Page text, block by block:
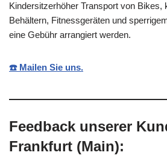
Kindersitzerhöher Transport von Bikes,
Behältern, Fitnessgeräten und
eine Gebühr arrangiert werden.
☎️ Mailen Sie uns.
Feedback unserer
Frankfurt (Main):